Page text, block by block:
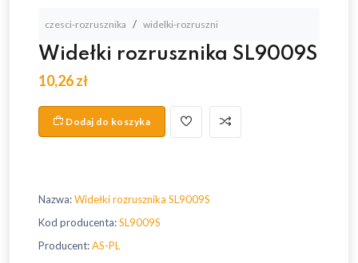
czesci-rozrusznika widelki-rozruszni
Widełki rozrusznika SL9009S
10,26 zł
Dodaj do koszyka
Nazwa:Widełki rozrusznika SL9009S
Kod producenta:SL9009S
Producent:AS-PL